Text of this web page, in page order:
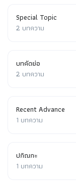
Special Topic
2 บทความ
บทคัดย่อ
2 บทความ
Recent Advance
1 บทความ
ปกิณกะ
1 บทความ